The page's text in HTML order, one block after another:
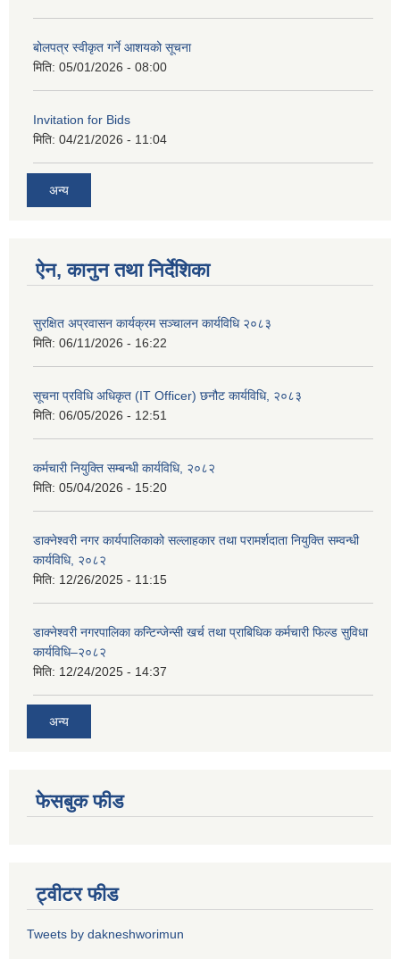
बोलपत्र स्वीकृत गर्ने आशयको सूचना
मिति: 05/01/2026 - 08:00
Invitation for Bids
मिति: 04/21/2026 - 11:04
अन्य
ऐन, कानुन तथा निर्देशिका
सुरक्षित अप्रवासन कार्यक्रम सञ्चालन कार्यविधि २०८३
मिति: 06/11/2026 - 16:22
सूचना प्रविधि अधिकृत (IT Officer) छनौट कार्यविधि, २०८३
मिति: 06/05/2026 - 12:51
कर्मचारी नियुक्ति सम्बन्धी कार्यविधि, २०८२
मिति: 05/04/2026 - 15:20
डाक्नेश्वरी नगर कार्यपालिकाको सल्लाहकार तथा परामर्शदाता नियुक्ति सम्वन्धी
कार्यविधि, २०८२
मिति: 12/26/2025 - 11:15
डाक्नेश्वरी नगरपालिका कन्टिन्जेन्सी खर्च तथा प्राबिधिक कर्मचारी फिल्ड सुविधा
कार्यविधि–२०८२
मिति: 12/24/2025 - 14:37
अन्य
फेसबुक फीड
ट्वीटर फीड
Tweets by dakneshworimun